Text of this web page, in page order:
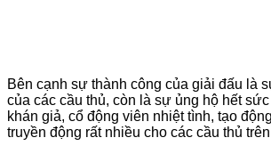
Nữ cầu thủ xuất
Bên cạnh sự thành công của giải đấu là
của các cầu thủ, còn là sự ủng hộ hết
khán giả, cổ động viên nhiệt tình, tạo
truyền động rất nhiều cho các cầu thủ